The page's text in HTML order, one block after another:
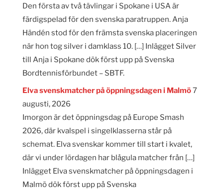
Den första av två tävlingar i Spokane i USA är
färdigspelad för den svenska paratruppen. Anja
Händén stod för den främsta svenska placeringen
när hon tog silver i damklass 10. […] Inlägget Silver
till Anja i Spokane dök först upp på Svenska
Bordtennisförbundet – SBTF.
Elva svenskmatcher på öppningsdagen i Malmö7
augusti, 2026
Imorgon är det öppningsdag på Europe Smash
2026, där kvalspel i singelklasserna står på
schemat. Elva svenskar kommer till start i kvalet,
där vi under lördagen har blågula matcher från […]
Inlägget Elva svenskmatcher på öppningsdagen i
Malmö dök först upp på Svenska